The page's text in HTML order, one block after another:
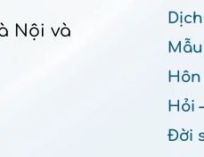
Nội và
Hỏi
Đời